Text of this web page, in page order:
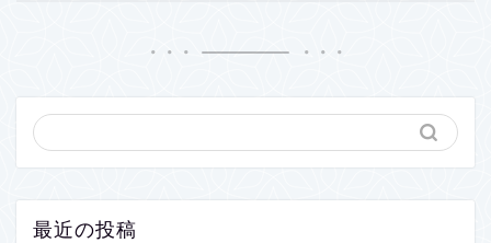
最近の投稿